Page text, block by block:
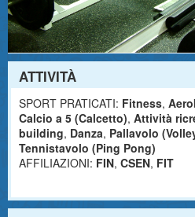
ATTIVITÀ
SPORT PRATICATI: Fitness,
Calcio a 5 (Calcetto), Attività
building, Danza, Pallavolo
Tennistavolo (Ping Pong)
AFFILIAZIONI: FIN, CSEN, FIT